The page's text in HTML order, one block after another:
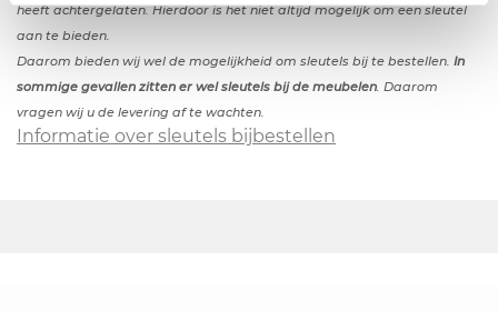
heeft achtergelaten. Hierdoor is het niet altijd mogelijk om een sleutel
aan te bieden.
Daarom bieden wij wel de mogelijkheid om sleutels bij te bestellen. In
sommige gevallen zitten er wel sleutels bij de meubelen . Daarom
vragen wij u de levering af te wachten.
Informatie over sleutels bijbestellen